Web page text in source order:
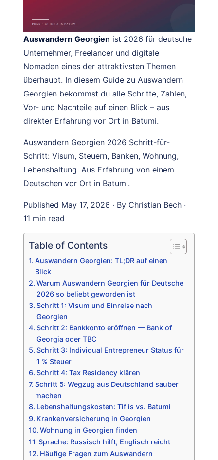
Auswandern Georgien ist 2026 für deutsche
Unternehmer, Freelancer und digitale
Nomaden eines der attraktivsten Themen
überhaupt. In diesem Guide zu Auswandern
Georgien bekommst du alle Schritte, Zahlen,
Vor- und Nachteile auf einen Blick – aus
direkter Erfahrung vor Ort in Batumi.
Auswandern Georgien 2026 Schritt-für-
Schritt: Visum, Steuern, Banken, Wohnung,
Lebenshaltung. Aus Erfahrung von einem
Deutschen vor Ort in Batumi.
Published May 17, 2026 · By Christian Bech ·
11 min read
Table of Contents
Auswandern Georgien: TL;DR auf einen
Blick
Warum Auswandern Georgien für Deutsche
2026 so beliebt geworden ist
Schritt 1: Visum und Einreise nach
Georgien
Schritt 2: Bankkonto eröffnen — Bank of
Georgia oder TBC
Schritt 3: Individual Entrepreneur Status für
1 % Steuer
Schritt 4: Tax Residency klären
Schritt 5: Wegzug aus Deutschland sauber
machen
Lebenshaltungskosten: Tiflis vs. Batumi
Krankenversicherung in Georgien
Wohnung in Georgien finden
Sprache: Russisch hilft, Englisch reicht
Häufige Fragen zum Auswandern